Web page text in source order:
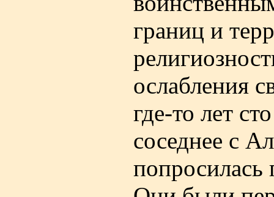
границ и
ослабления
где-то лет
соседнее с